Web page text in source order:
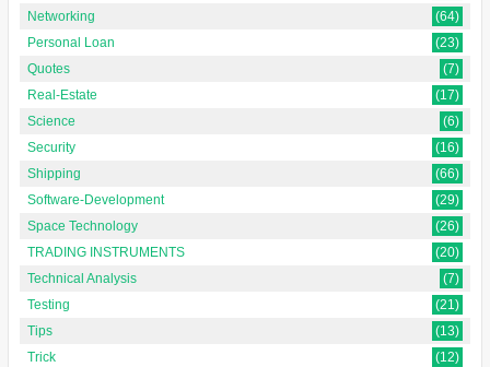
Networking
(64)
Personal Loan
(23)
Quotes
(7)
Real-Estate
(17)
Science
(6)
Security
(16)
Shipping
(66)
Software-Development
(29)
Space Technology
(26)
TRADING INSTRUMENTS
(20)
Technical Analysis
(7)
Testing
(21)
Tips
(13)
Trick
(12)